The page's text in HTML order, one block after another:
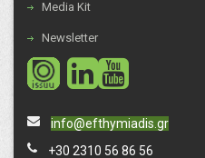
Media Kit
Newsletter
social
social
info@efthymiadis.gr
+30 2310 56 86 56